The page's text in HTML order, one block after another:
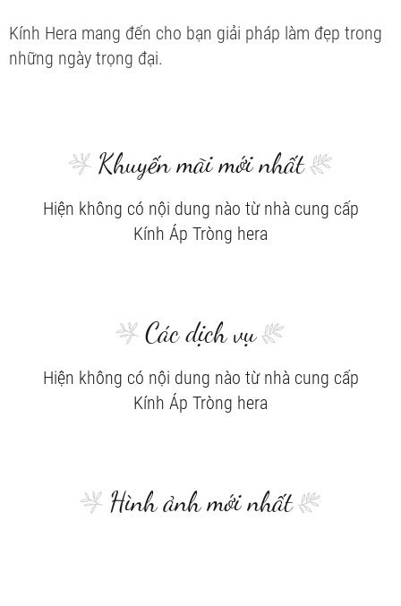
Kính Hera mang đến cho bạn giải pháp làm đẹp trong
những ngày trọng đại.
Khuyến mãi mới nhất
Hiện không có nội dung nào từ nhà cung cấp
Kính Áp Tròng hera
Các dịch vụ
Hiện không có nội dung nào từ nhà cung cấp
Kính Áp Tròng hera
Hình ảnh mới nhất